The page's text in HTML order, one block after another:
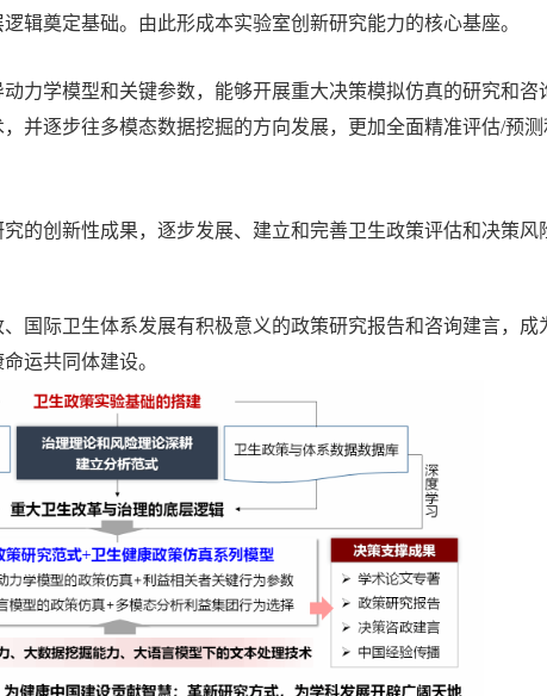
辑奠定基础。由此形成本实验室创新研究能力的核心基座。
力学模型和关键参数，能够开展重大决策模拟仿真的研究和咨
并逐步往多模态数据挖掘的方向发展，更加全面精准评估/预
的创新性成果，逐步发展、建立和完善卫生政策评估和决策风
国际卫生体系发展有积极意义的政策研究报告和咨询建言，成
运共同体建设。